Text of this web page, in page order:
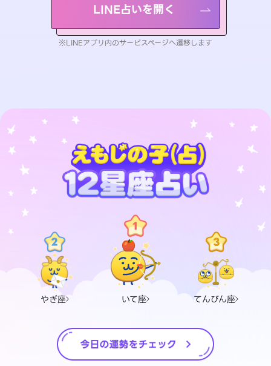
LINE占いを開く
※LINEアプリ内のサービスページへ遷移します
やぎ座 いて座 てんびん座